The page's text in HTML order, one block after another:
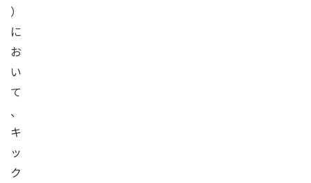
）
に
お
い
て
、
キ
ッ
ク